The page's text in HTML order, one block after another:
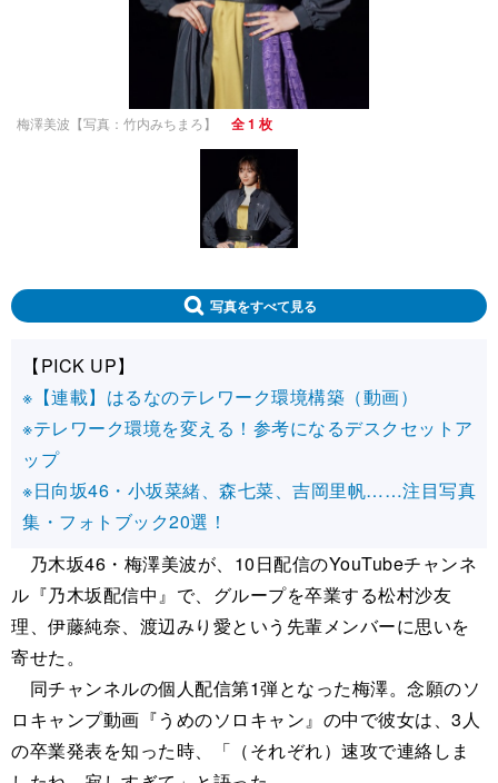
梅澤美波【写真：竹内みちまろ】 全 1 枚
写真をすべて見る
【PICK UP】
※【連載】はるなのテレワーク環境構築（動画）
※テレワーク環境を変える！参考になるデスクセットア
ップ
※日向坂46・小坂菜緒、森七菜、吉岡里帆……注目写真
集・フォトブック20選！
乃木坂46・梅澤美波が、10日配信のYouTubeチャンネ
ル『乃木坂配信中』で、グループを卒業する松村沙友
理、伊藤純奈、渡辺みり愛という先輩メンバーに思いを
寄せた。
同チャンネルの個人配信第1弾となった梅澤。念願のソ
ロキャンプ動画『うめのソロキャン』の中で彼女は、3人
の卒業発表を知った時、「（それぞれ）速攻で連絡しま